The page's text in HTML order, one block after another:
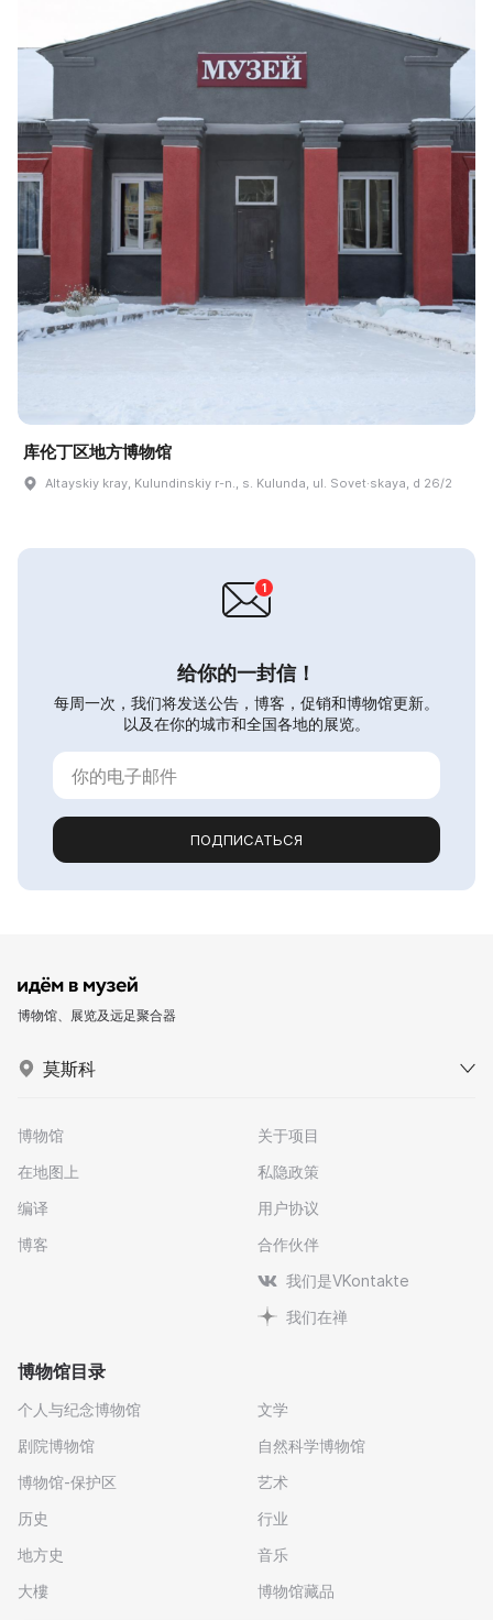
库伦丁区地方博物馆
Altayskiy kray, Kulundinskiy r-n., s. Kulunda, ul. Sovet·skaya, d 26/2
给你的一封信！
每周一次，我们将发送公告，博客，促销和博物馆更新。
以及在你的城市和全国各地的展览。
ПОДПИСАТЬСЯ
博物馆、展览及远足聚合器
莫斯科
博物馆
在地图上
编译
博客
关于项目
私隐政策
用户协议
合作伙伴
我们是VKontakte
我们在禅
博物馆目录
个人与纪念博物馆
剧院博物馆
博物馆-保护区
历史
地方史
大樓
文学
自然科学博物馆
艺术
行业
音乐
博物馆藏品